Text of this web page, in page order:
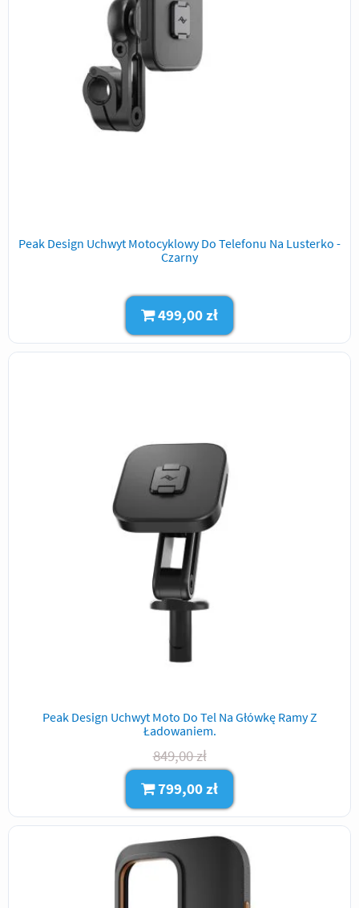
Peak Design Uchwyt Motocyklowy Do Telefonu Na Lusterko -
Czarny
499,00 zł
Peak Design Uchwyt Moto Do Tel Na Główkę Ramy Z
Ładowaniem.
849,00 zł
799,00 zł